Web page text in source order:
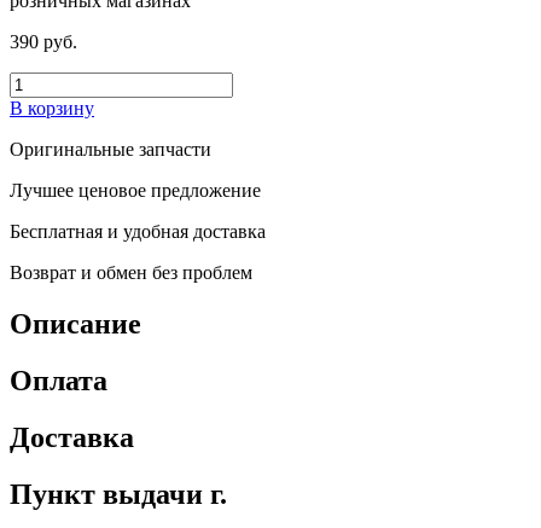
390 руб.
В корзину
Оригинальные запчасти
Лучшее ценовое предложение
Бесплатная и удобная доставка
Возврат и обмен без проблем
Описание
Оплата
Доставка
Пункт выдачи г.